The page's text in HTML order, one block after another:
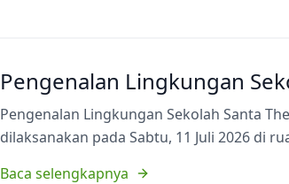
Pengenalan Lingkungan
Pengenalan Lingkungan Sekolah Santa
dilaksanakan pada Sabtu, 11 Juli 2026 di
Baca selengkapnya